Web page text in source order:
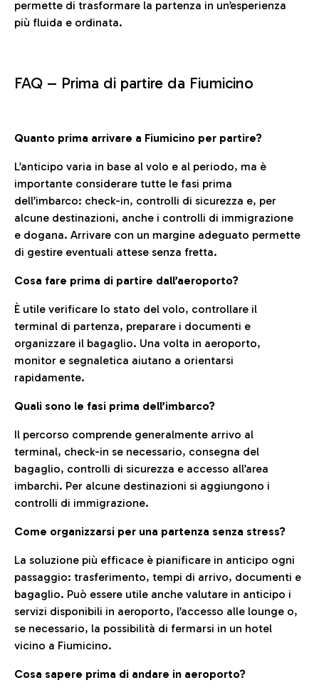
permette di trasformare la partenza in un’esperienza
più fluida e ordinata.
FAQ – Prima di partire da Fiumicino
Quanto prima arrivare a Fiumicino per partire?
L’anticipo varia in base al volo e al periodo, ma è
importante considerare tutte le fasi prima
dell’imbarco: check-in, controlli di sicurezza e, per
alcune destinazioni, anche i controlli di immigrazione
e dogana. Arrivare con un margine adeguato permette
di gestire eventuali attese senza fretta.
Cosa fare prima di partire dall’aeroporto?
È utile verificare lo stato del volo, controllare il
terminal di partenza, preparare i documenti e
organizzare il bagaglio. Una volta in aeroporto,
monitor e segnaletica aiutano a orientarsi
rapidamente.
Quali sono le fasi prima dell’imbarco?
Il percorso comprende generalmente arrivo al
terminal, check-in se necessario, consegna del
bagaglio, controlli di sicurezza e accesso all’area
imbarchi. Per alcune destinazioni si aggiungono i
controlli di immigrazione.
Come organizzarsi per una partenza senza stress?
La soluzione più efficace è pianificare in anticipo ogni
passaggio: trasferimento, tempi di arrivo, documenti e
bagaglio. Può essere utile anche valutare in anticipo i
servizi disponibili in aeroporto, l’accesso alle lounge o,
se necessario, la possibilità di fermarsi in un hotel
vicino a Fiumicino.
Cosa sapere prima di andare in aeroporto?